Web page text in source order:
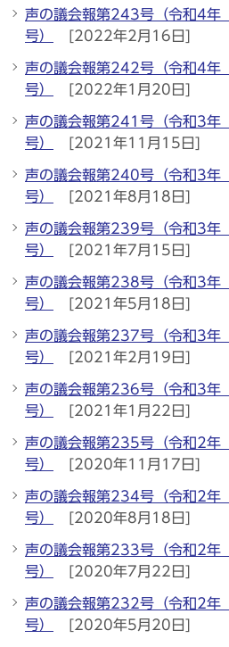
声の議会報第243号（令和4
号）
[2022年2月16日]
声の議会報第242号（令和4
号）
[2022年1月20日]
声の議会報第241号（令和3
号）
[2021年11月15日]
声の議会報第240号（令和3
号）
[2021年8月18日]
声の議会報第239号（令和3
号）
[2021年7月15日]
声の議会報第238号（令和3
号）
[2021年5月18日]
声の議会報第237号（令和3
号）
[2021年2月19日]
声の議会報第236号（令和3
号）
[2021年1月22日]
声の議会報第235号（令和2
号）
[2020年11月17日]
声の議会報第234号（令和2
号）
[2020年8月18日]
声の議会報第233号（令和2
号）
[2020年7月22日]
声の議会報第232号（令和2
号）
[2020年5月20日]